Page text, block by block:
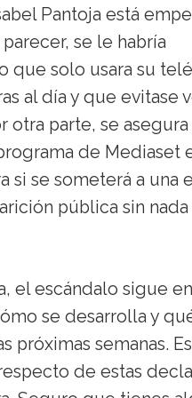
Pantoja está
se le habría
que solo usara su
al día y que evitase
otra parte, se
de Mediaset
si se someterá a una
pública sin
el escándalo sigue
se desarrolla y
próximas semanas.
de estas